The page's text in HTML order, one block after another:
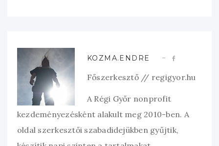
KOZMA.ENDRE
Főszerkesztő // regigyor.hu
A Régi Győr nonprofit
kezdeményezésként alakult meg 2010-ben. A
oldal szerkesztői szabadidejükben gyűjtik,